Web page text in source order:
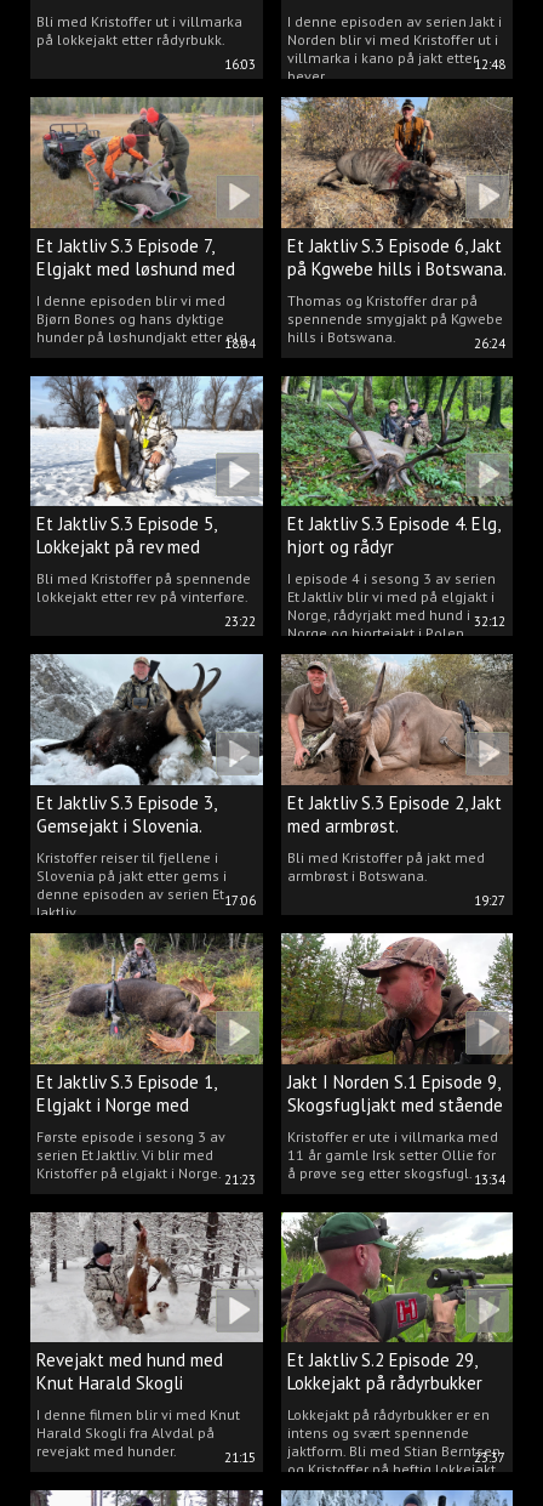
16:03
villmarka.
Bli med Kristoffer ut i villmarka
på lokkejakt etter rådyrbukk.
12:48
I denne episoden av serien Jakt i
Norden blir vi med Kristoffer ut i
villmarka i kano på jakt etter
bever.
18:04
Et Jaktliv S.3 Episode 7,
Elgjakt med løshund med
Bjørn Bones.
I denne episoden blir vi med
Bjørn Bones og hans dyktige
hunder på løshundjakt etter elg.
26:24
Et Jaktliv S.3 Episode 6, Jakt
på Kgwebe hills i Botswana.
Thomas og Kristoffer drar på
spennende smygjakt på Kgwebe
hills i Botswana.
23:22
Et Jaktliv S.3 Episode 5,
Lokkejakt på rev med
Kristoffer Clausen
Bli med Kristoffer på spennende
lokkejakt etter rev på vinterføre.
32:12
Et Jaktliv S.3 Episode 4. Elg,
hjort og rådyr
I episode 4 i sesong 3 av serien
Et Jaktliv blir vi med på elgjakt i
Norge, rådyrjakt med hund i
Norge og hjortejakt i Polen.
17:06
Et Jaktliv S.3 Episode 3,
Gemsejakt i Slovenia.
Kristoffer reiser til fjellene i
Slovenia på jakt etter gems i
denne episoden av serien Et
Jaktliv.
19:27
Et Jaktliv S.3 Episode 2, Jakt
med armbrøst.
Bli med Kristoffer på jakt med
armbrøst i Botswana.
21:23
Et Jaktliv S.3 Episode 1,
Elgjakt i Norge med
Kristoffer Clausen
Første episode i sesong 3 av
serien Et Jaktliv. Vi blir med
Kristoffer på elgjakt i Norge.
13:34
Jakt I Norden S.1 Episode 9,
Skogsfugljakt med stående
hund.
Kristoffer er ute i villmarka med
11 år gamle Irsk setter Ollie for
å prøve seg etter skogsfugl.
21:15
Revejakt med hund med
Knut Harald Skogli
I denne filmen blir vi med Knut
Harald Skogli fra Alvdal på
revejakt med hunder.
23:37
Et Jaktliv S.2 Episode 29,
Lokkejakt på rådyrbukker
med Stian og Kristoffer
Lokkejakt på rådyrbukker er en
intens og svært spennende
jaktform. Bli med Stian Berntsen
og Kristoffer på heftig lokkejakt.